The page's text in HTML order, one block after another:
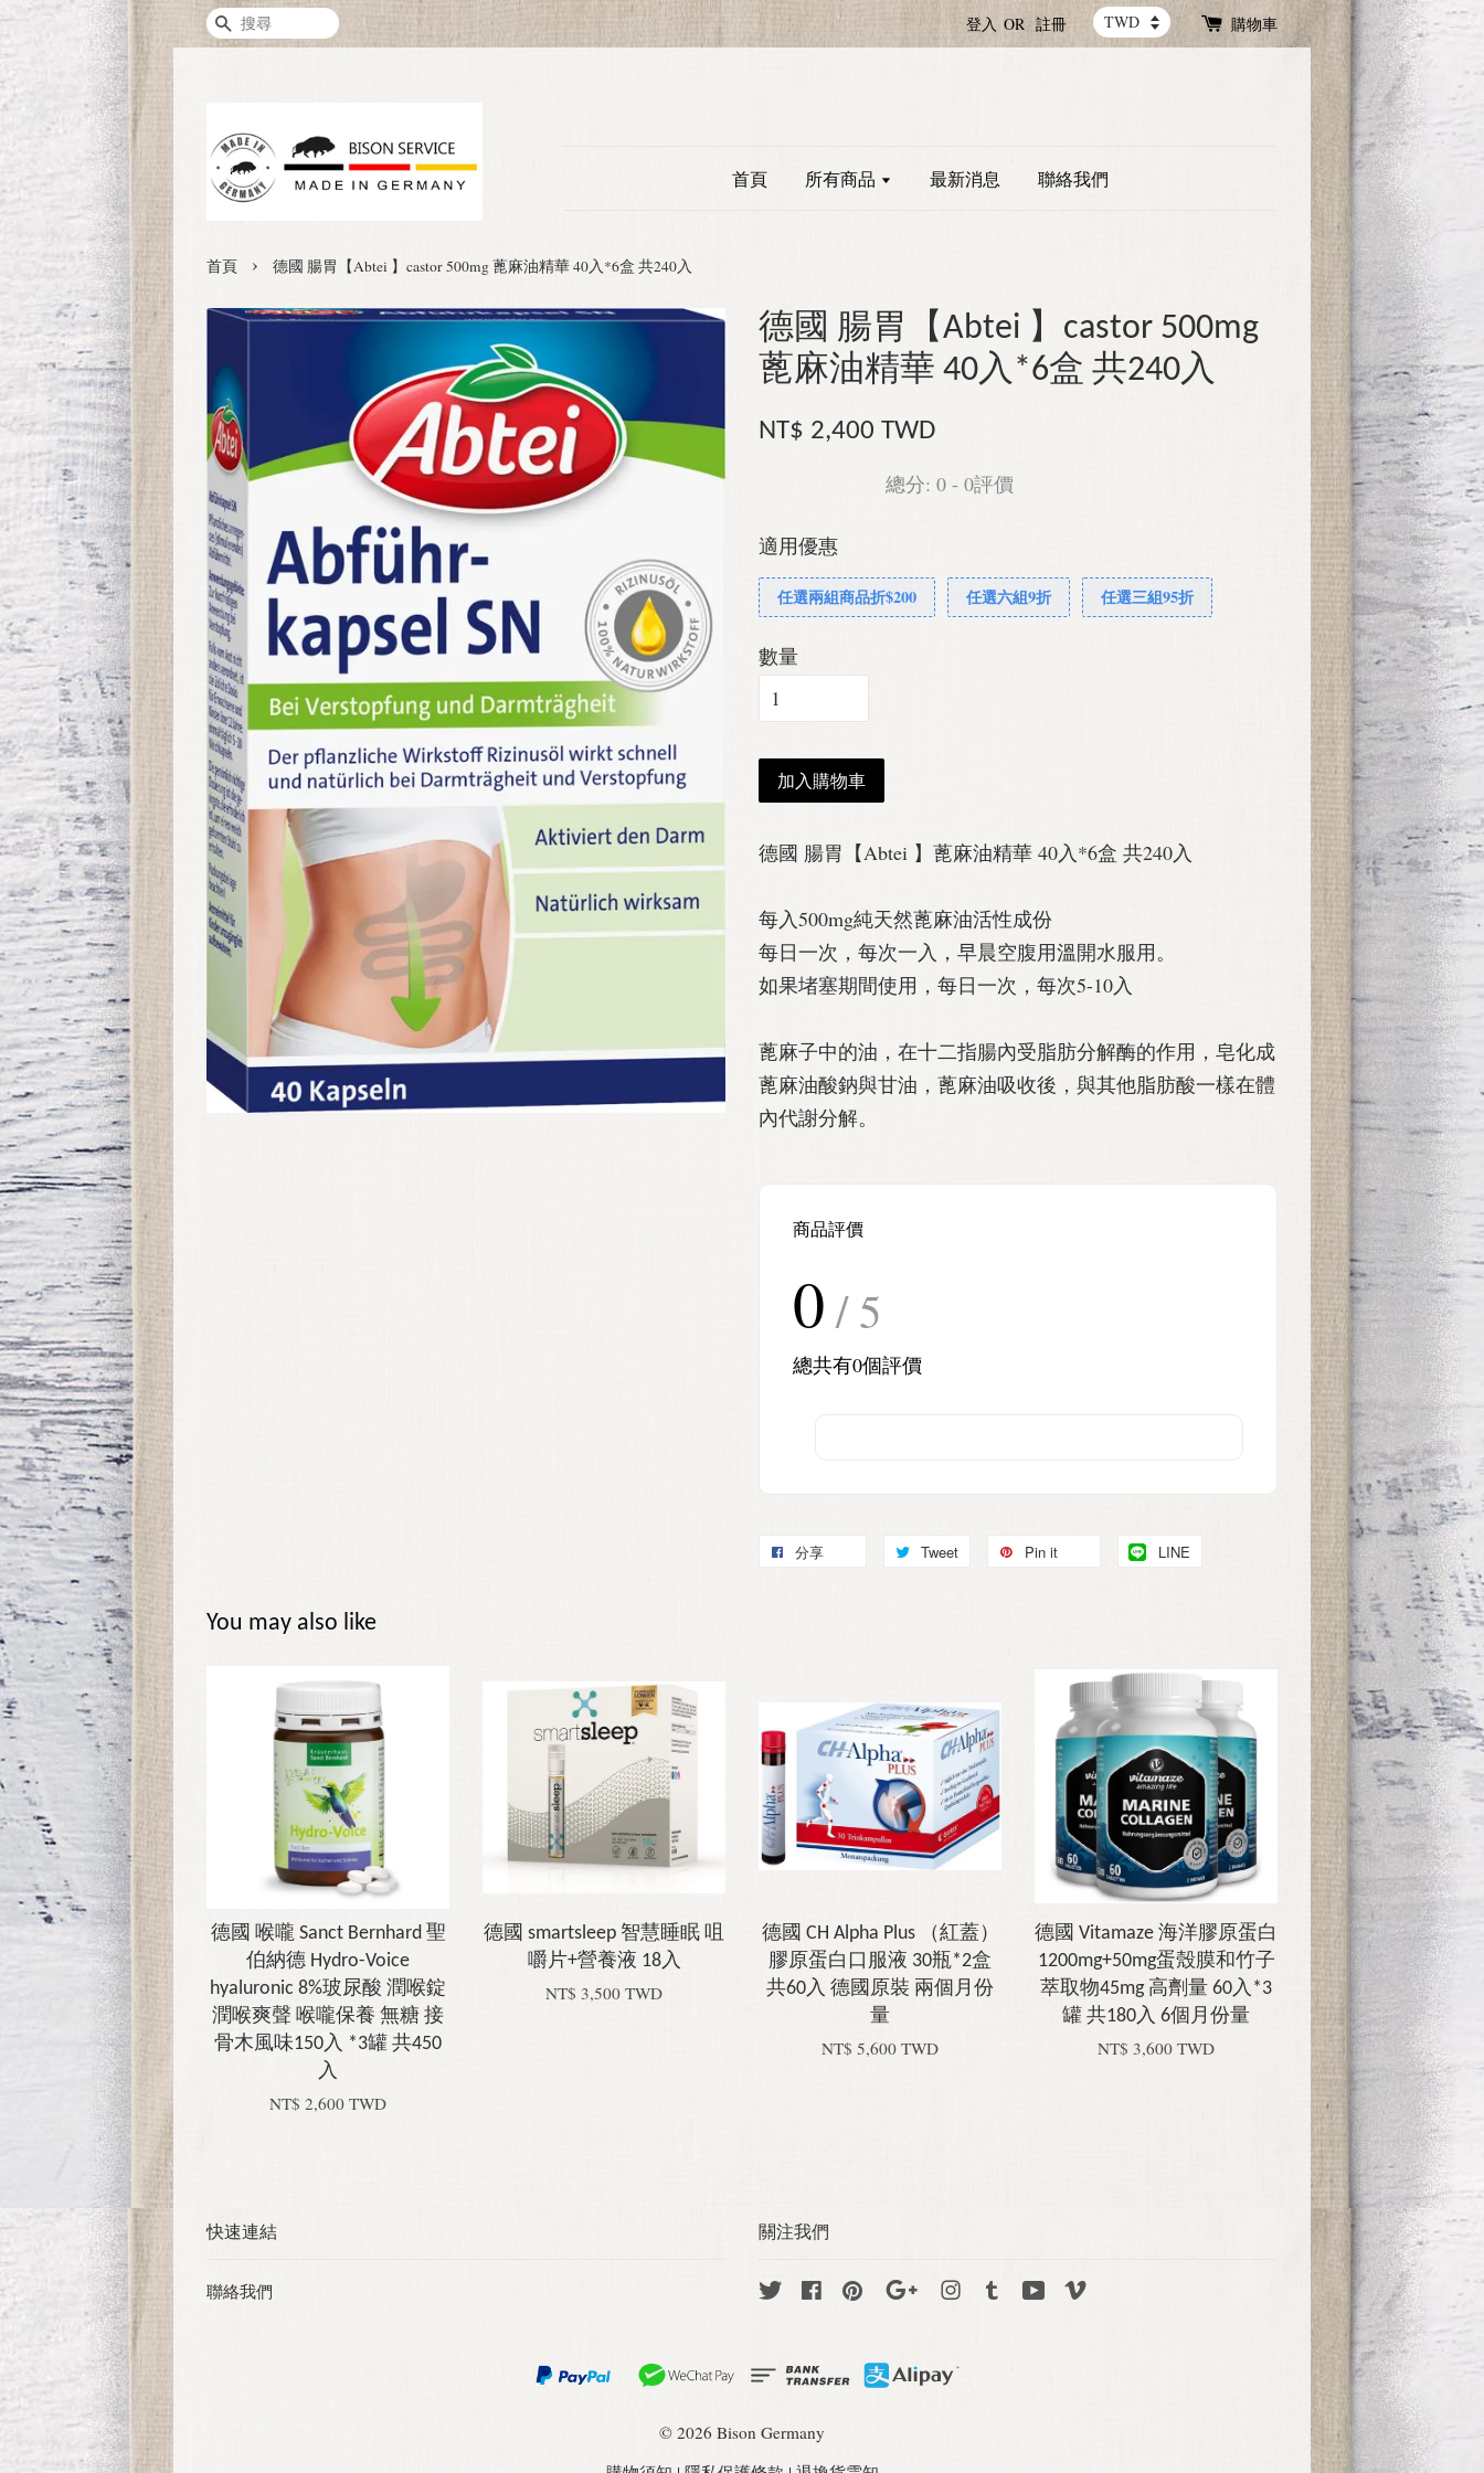
搜尋 登入 OR 註冊 購物車
首頁 所有商品 最新消息 聯絡我們
首頁 › 德國 腸胃【Abtei 】castor 500mg 蓖麻油精華 40入*6盒 共240入
德國 腸胃【Abtei 】castor 500mg
蓖麻油精華 40入*6盒 共240入
NT$ 2,400 TWD
總分: 0 - 0評價
適用優惠
任選兩組商品折$200 任選六組9折 任選三組95折
數量
加入購物車
德國 腸胃【Abtei 】蓖麻油精華 40入*6盒 共240入
每入500mg純天然蓖麻油活性成份
每日一次，每次一入，早晨空腹用溫開水服用。
如果堵塞期間使用，每日一次，每次5-10入
蓖麻子中的油，在十二指腸內受脂肪分解酶的作用，皂化成
蓖麻油酸鈉與甘油，蓖麻油吸收後，與其他脂肪酸一樣在體
內代謝分解。
商品評價
0 / 5
總共有0個評價
分享 Tweet Pin it LINE
You may also like
德國 喉嚨 Sanct Bernhard 聖
伯納德 Hydro-Voice
hyaluronic 8%玻尿酸 潤喉錠
潤喉爽聲 喉嚨保養 無糖 接
骨木風味150入 *3罐 共450
入
NT$ 2,600 TWD
德國 smartsleep 智慧睡眠 咀
嚼片+營養液 18入
NT$ 3,500 TWD
德國 CH Alpha Plus （紅蓋）
膠原蛋白口服液 30瓶*2盒
共60入 德國原裝 兩個月份
量
NT$ 5,600 TWD
德國 Vitamaze 海洋膠原蛋白
1200mg+50mg蛋殼膜和竹子
萃取物45mg 高劑量 60入*3
罐 共180入 6個月份量
NT$ 3,600 TWD
快速連結
聯絡我們
關注我們
Twitter FacebookPinterest Google InstagramTumblr YouTube
© 2026 Bison Germany